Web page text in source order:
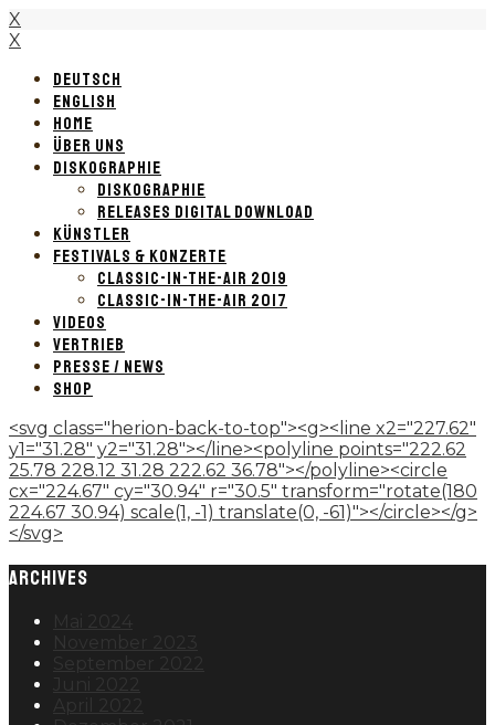
X
X
DEUTSCH
ENGLISH
HOME
ÜBER UNS
DISKOGRAPHIE
DISKOGRAPHIE
RELEASES DIGITAL DOWNLOAD
KÜNSTLER
FESTIVALS & KONZERTE
CLASSIC-IN-THE-AIR 2019
CLASSIC-IN-THE-AIR 2017
VIDEOS
VERTRIEB
PRESSE / NEWS
SHOP
<svg class="herion-back-to-top"><g><line x2="227.62"
y1="31.28" y2="31.28"></line><polyline points="222.62
25.78 228.12 31.28 222.62 36.78"></polyline><circle
cx="224.67" cy="30.94" r="30.5" transform="rotate(180
224.67 30.94) scale(1, -1) translate(0, -61)"></circle></g>
</svg>
ARCHIVES